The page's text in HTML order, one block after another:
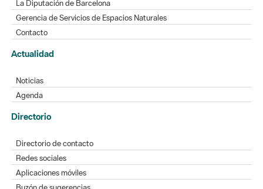
La Diputación de Barcelona
Gerencia de Servicios de Espacios Naturales
Contacto
Actualidad
Noticias
Agenda
Directorio
Directorio de contacto
Redes sociales
Aplicaciones móviles